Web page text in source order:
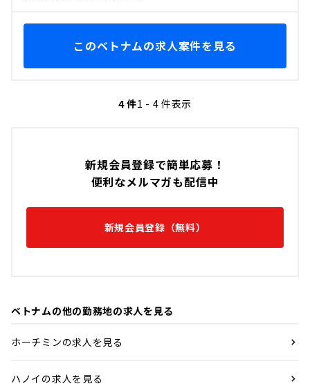
新規会員登録で簡単応募！
便利なメルマガも配信中
新規会員登録（無料）
ベトナムの他の勤務地の求人を見る
ホーチミンの求人を見る
ハノイの求人を見る
このベトナムの求人案件を見る
4 件1 - 4 件表示